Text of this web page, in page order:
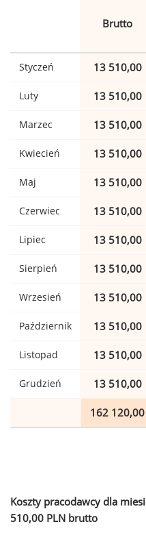
Brutto
Styczeń 13 510,00
Luty 13 510,00
Marzec 13 510,00
Kwiecień 13 510,00
Maj 13 510,00
Czerwiec 13 510,00
Lipiec 13 510,00
Sierpień 13 510,00
Wrzesień 13 510,00
Październik 13 510,00
Listopad 13 510,00
Grudzień 13 510,00
162 120,00
Koszty pracodawcy dla
510,00 PLN brutto